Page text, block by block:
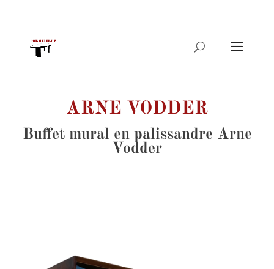
produits
ARNE VODDER
Buffet mural en palissandre Arne
Vodder